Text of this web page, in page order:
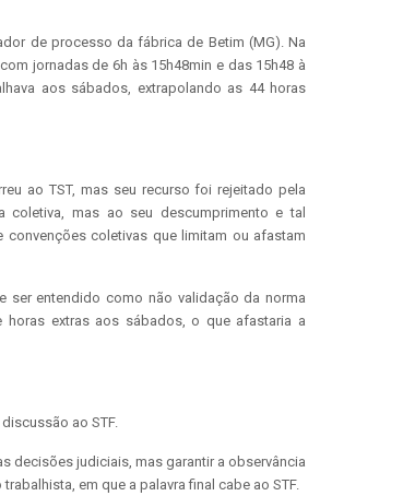
de processo da fábrica de Betim (MG). Na
jornadas de 6h às 15h48min e das 15h48 à
aos sábados, extrapolando as 44 horas
ao TST, mas seu recurso foi rejeitado pela
mas ao seu descumprimento e tal
coletivas que limitam ou afastam
ser entendido como não validação da norma
extras aos sábados, o que afastaria a
ao STF.
decisões judiciais, mas garantir a observância
em que a palavra final cabe ao STF.